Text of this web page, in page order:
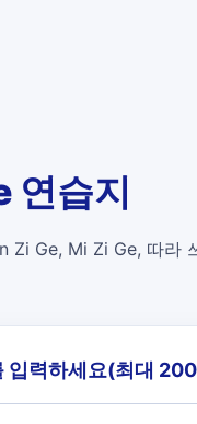
연습지
Zi Ge, Mi Zi Ge, 따
입력하세요(최대